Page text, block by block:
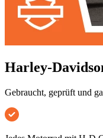
Harley-
Gebraucht, geprüft und